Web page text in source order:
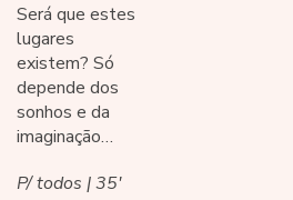
Será que estes
lugares
existem? Só
depende dos
sonhos e da
imaginação…
P/ todos | 35'